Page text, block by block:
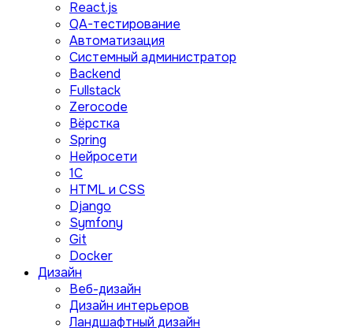
React.js
QA-тестирование
Автоматизация
Системный администратор
Backend
Fullstack
Zerocode
Вёрстка
Spring
Нейросети
1C
HTML и CSS
Django
Symfony
Git
Docker
Дизайн
Веб-дизайн
Дизайн интерьеров
Ландшафтный дизайн